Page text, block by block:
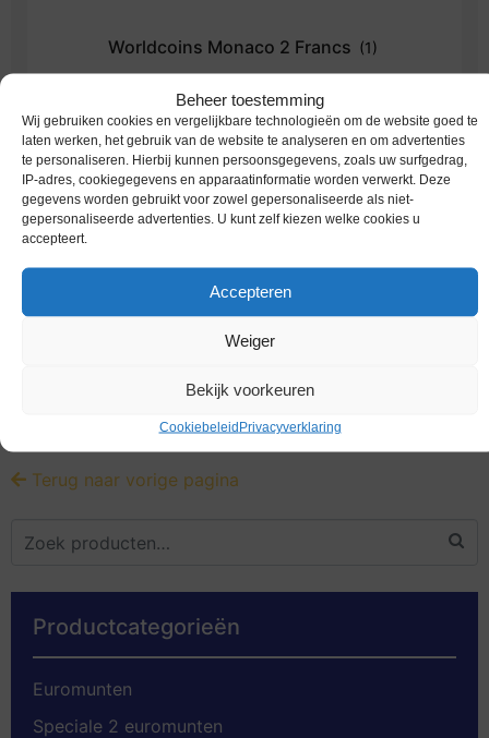
Beheer toestemming
Wij gebruiken cookies en vergelijkbare technologieën om de website goed te
laten werken, het gebruik van de website te analyseren en om advertenties
te personaliseren. Hierbij kunnen persoonsgegevens, zoals uw surfgedrag,
IP-adres, cookiegegevens en apparaatinformatie worden verwerkt. Deze
gegevens worden gebruikt voor zowel gepersonaliseerde als niet-
gepersonaliseerde advertenties. U kunt zelf kiezen welke cookies u
accepteert.
Accepteren
Weiger
Bekijk voorkeuren
CookiebeleidPrivacyverklaring
Worldcoins Monaco 2 Francs (1)
Terug naar vorige pagina
Productcategorieën
Euromunten
Speciale 2 euromunten